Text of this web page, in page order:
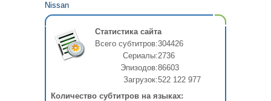
Nissan
Статистика сайта
Всего субтитров:304426
Сериалы:2736
Эпизодов:86603
Загрузок:522 122 977
Количество субтитров на языках: